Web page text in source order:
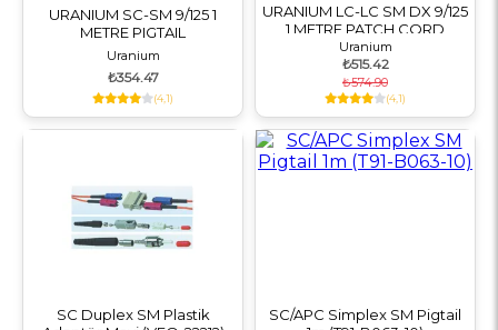
URANIUM SC-SM 9/125 1
METRE PIGTAIL
Uranium
₺354.47
(4,1)
URANIUM LC-LC SM DX 9/125
1 METRE PATCH CORD
Uranium
₺515.42
₺574.90
(4,1)
SC Duplex SM Plastik
SC/APC Simplex SM Pigtail